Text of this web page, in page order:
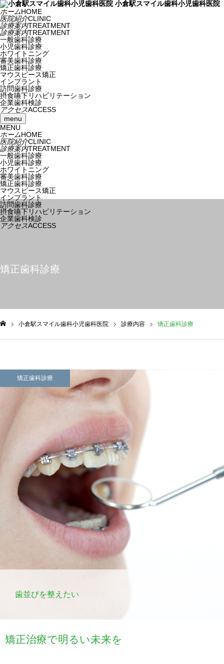
小倉駅スマイル歯科小児歯科医院
ホームHOME
医院紹介CLINIC
診療案内TREATMENT
診療案内TREATMENT
一般歯科診療
小児歯科診療
ホワイトニング
審美歯科診療
矯正歯科診療
マウスピース矯正
インプラント
訪問歯科診療
摂食嚥下リハビリテーション
企業歯科検診
アクセスACCESS
menu
MENU
ホームHOME
医院紹介CLINIC
診療案内TREATMENT
一般歯科診療
小児歯科診療
ホワイトニング
審美歯科診療
矯正歯科診療
マウスピース矯正
インプラント
訪問歯科診療
摂食嚥下リハビリテーション
企業歯科検診
アクセスACCESS
矯正歯科診療
小倉駅スマイル歯科小児歯科医院 診療内容 矯正歯科診療
矯正歯科診療
歯並びを整えたい
矯正治療で明るい未来を